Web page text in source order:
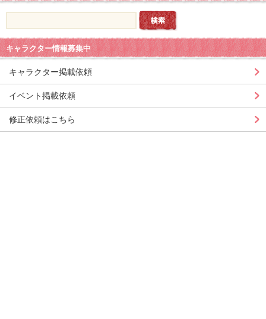
キャラクター情報募集中
キャラクター掲載依頼
イベント掲載依頼
修正依頼はこちら